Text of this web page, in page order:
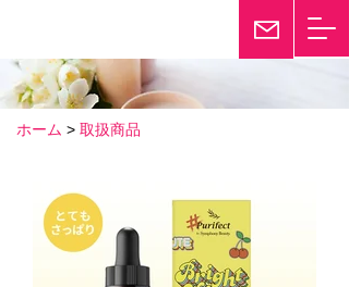
ホーム > 取扱商品